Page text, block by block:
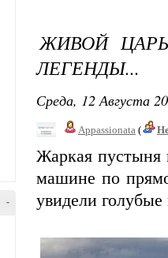
-
ЖИВОЙ
ЛЕГЕНДЫ...
Среда, 12 Августа
Appassionata (
Жаркая пустыня
машине по
увидели